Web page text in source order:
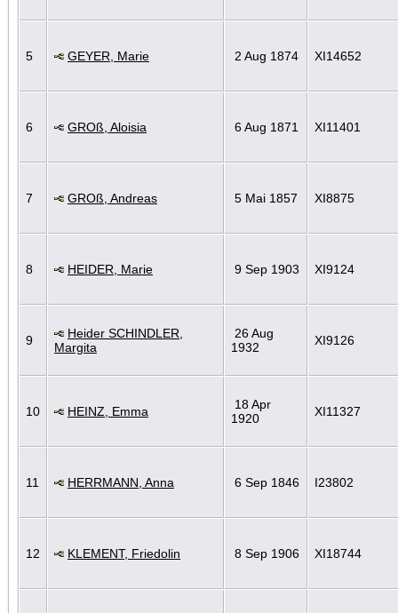
5 GEYER, Marie 2 Aug 1874 XI14652
6 GROß, Aloisia 6 Aug 1871 XI11401
7 GROß, Andreas 5 Mai 1857 XI8875
8 HEIDER, Marie 9 Sep 1903 XI9124
9
Heider SCHINDLER,
Margita
26 Aug
1932
XI9126
10 HEINZ, Emma
18 Apr
1920
XI11327
11 HERRMANN, Anna 6 Sep 1846 I23802
12 KLEMENT, Friedolin 8 Sep 1906 XI18744